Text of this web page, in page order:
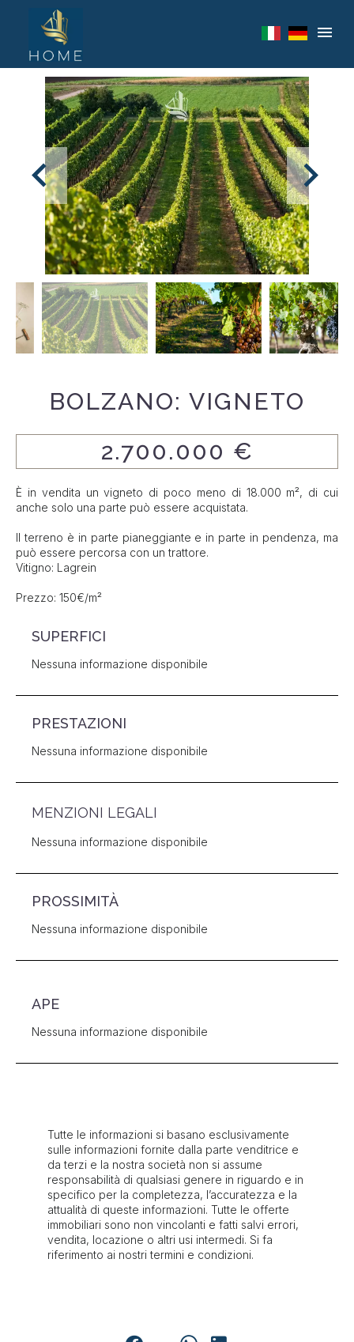
BOLZANO: VIGNETO
2.700.000 €
È in vendita un vigneto di poco meno di 18.000 m², di cui
anche solo una parte può essere acquistata.
Il terreno è in parte pianeggiante e in parte in pendenza, ma
può essere percorsa con un trattore.
Vitigno: Lagrein
Prezzo: 150€/m²
SUPERFICI
Nessuna informazione disponibile
PRESTAZIONI
Nessuna informazione disponibile
MENZIONI LEGALI
Nessuna informazione disponibile
PROSSIMITÀ
Nessuna informazione disponibile
APE
Nessuna informazione disponibile
Tutte le informazioni si basano esclusivamente
sulle informazioni fornite dalla parte venditrice e
da terzi e la nostra società non si assume
responsabilità di qualsiasi genere in riguardo e in
specifico per la completezza, l’accuratezza e la
attualità di queste informazioni. Tutte le offerte
immobiliari sono non vincolanti e fatti salvi errori,
vendita, locazione o altri usi intermedi. Si fa
riferimento ai nostri termini e condizioni.